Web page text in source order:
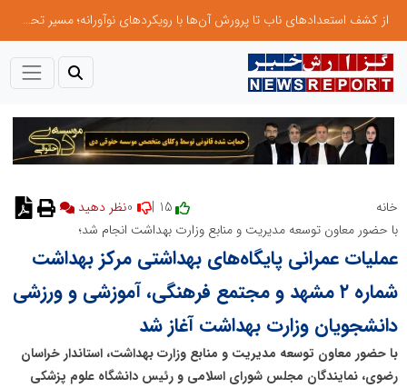
از کشف استعدادهای ناب تا پرورش آن‌ها با رویکردهای نوآورانه؛ مسیر تحول‌آفرین شنای ایران در سطح جهانی
خانه 15 |
نظر دهید
با حضور معاون توسعه مدیریت و منابع وزارت بهداشت انجام شد؛
عملیات عمرانی پایگاه‌های بهداشتی مرکز بهداشت
شماره ۲ مشهد و مجتمع فرهنگی، آموزشی و ورزشی
دانشجویان وزارت بهداشت آغاز شد
با حضور معاون توسعه مدیریت و منابع وزارت بهداشت، استاندار خراسان
رضوی، نمایندگان مجلس شورای اسلامی و رئیس دانشگاه علوم پزشکی